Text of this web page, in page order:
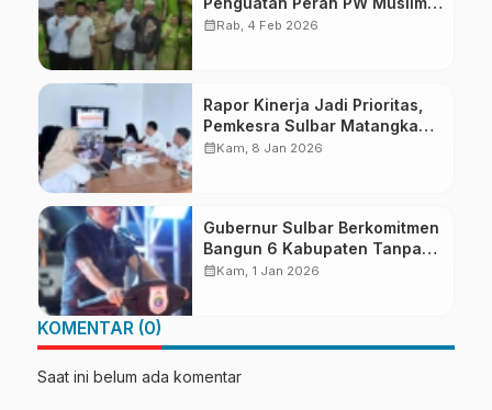
NU di Era Modern
calendar_monthRab, 4 Feb 2026
Rapor Kinerja Jadi Prioritas,
Pemkesra Sulbar Matangkan
Persiapan LKjIP dan LPPD
calendar_monthKam, 8 Jan 2026
Gubernur Sulbar Berkomitmen
Bangun 6 Kabupaten Tanpa
Pilih Kasih
calendar_monthKam, 1 Jan 2026
KOMENTAR (0)
Saat ini belum ada komentar